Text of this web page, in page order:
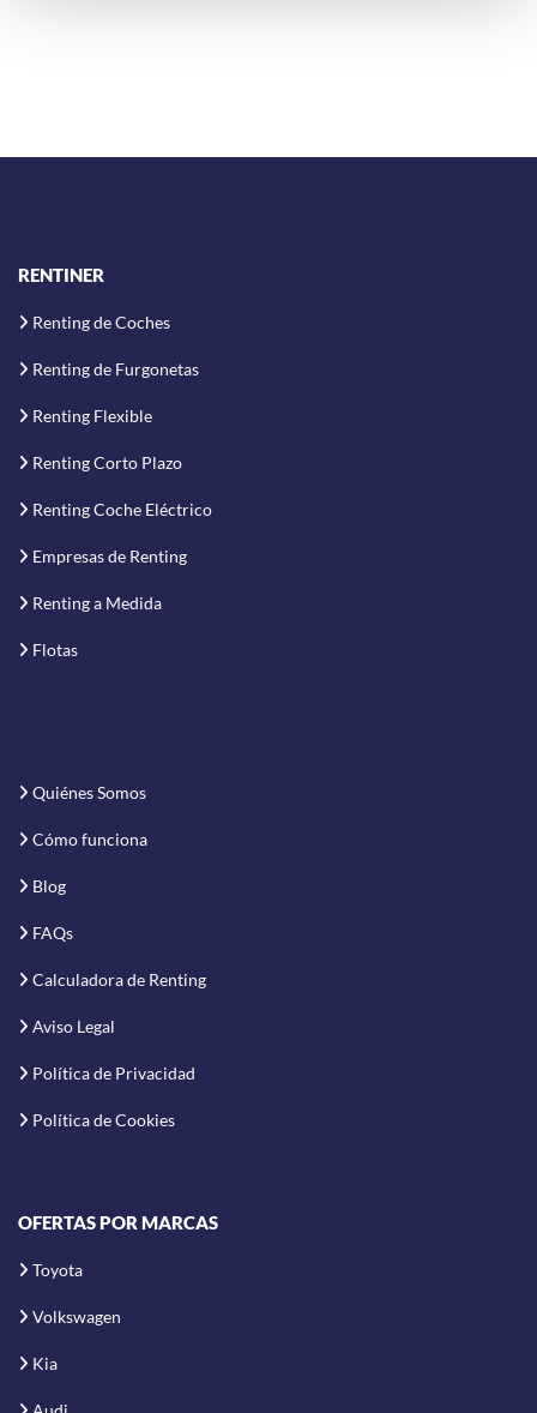
RENTINER
Renting de Coches
Renting de Furgonetas
Renting Flexible
Renting Corto Plazo
Renting Coche Eléctrico
Empresas de Renting
Renting a Medida
Flotas
Quiénes Somos
Cómo funciona
Blog
FAQs
Calculadora de Renting
Aviso Legal
Política de Privacidad
Política de Cookies
OFERTAS POR MARCAS
Toyota
Volkswagen
Kia